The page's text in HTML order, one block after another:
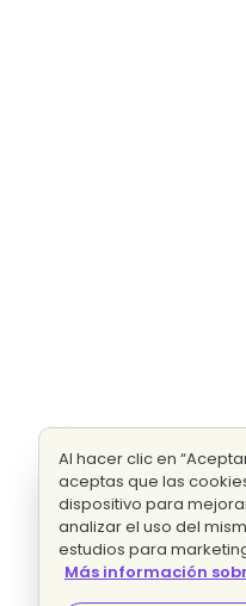
Al hacer clic en
aceptas que las
dispositivo para
analizar el uso del
estudios para
Más información